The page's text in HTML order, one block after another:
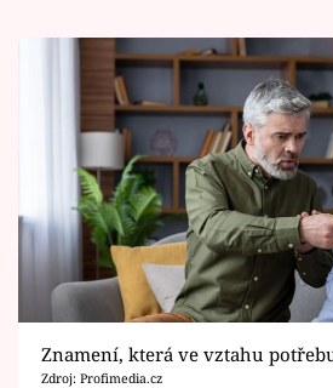
Znamení, která ve vztahu
Zdroj: Profimedia.cz